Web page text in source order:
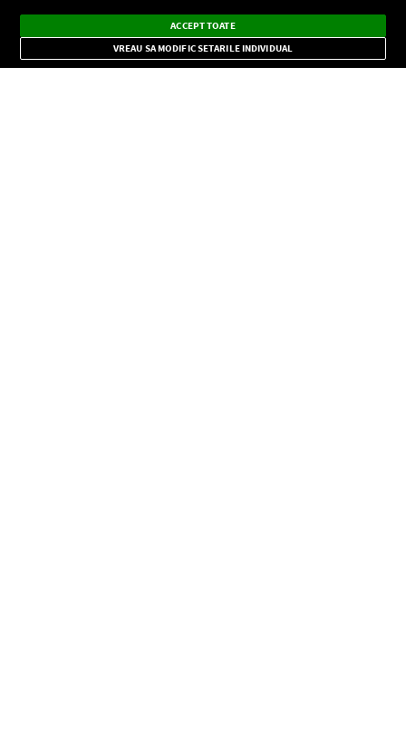
CONFIDENŢIALITATE
Dark
Mode
Radio live, podcasturi, știri și alerte
importante.
×
ACCEPT TOATE
VREAU SA MODIFIC SETARILE INDIVIDUAL